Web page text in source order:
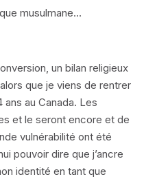
musulmane…
un bilan religieux
que je viens de rentrer
au Canada. Les
et le seront encore et de
vulnérabilité ont été
pouvoir dire que j’ancre
identité en tant que